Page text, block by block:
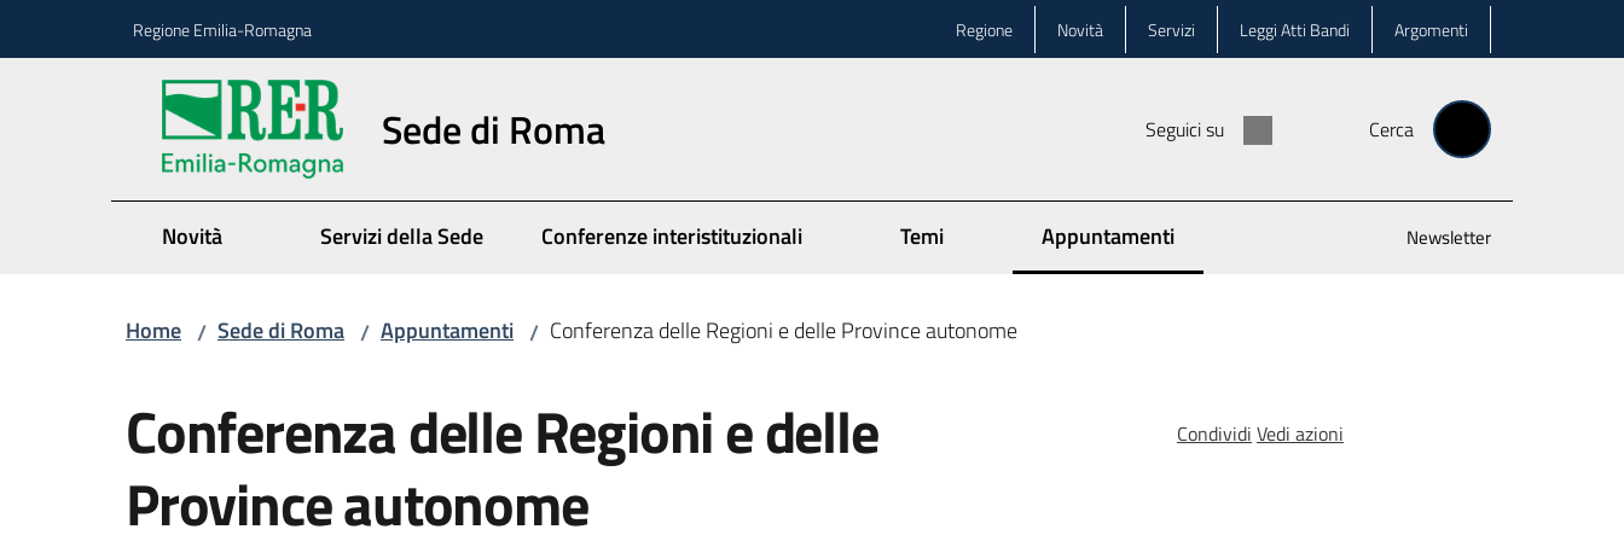
Regione Emilia-Romagna Regione Novità Servizi Leggi Atti Bandi Argomenti
Sede di Roma Seguici su Cerca
Novità Servizi della Sede Conferenze interistituzionali Temi Appuntamenti
Menu selezionato Newsletter
Home / Sede di Roma / Appuntamenti / Conferenza delle Regioni e delle Province autonome
Conferenza delle Regioni e delle
Province autonome
Condividi Vedi azioni